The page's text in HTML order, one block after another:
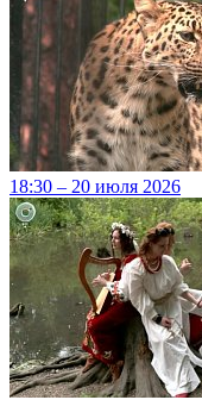
18:30 – 20 июля 2026